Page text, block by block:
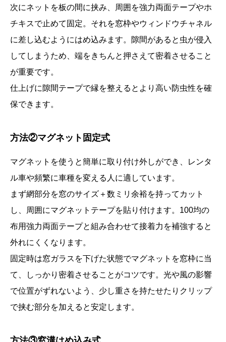
次にネットを板の間に挟み、周囲を強力両面テープやホ
チキスで止めて固定。それを窓枠やウィンドウチャネル
に差し込むようにはめ込みます。隙間があると虫が侵入
してしまうため、端をきちんと押さえて密着させること
が重要です。
仕上げに隙間テープで縁を整えるとより高い防虫性を確
保できます。
方法②マグネット固定式
マグネットを使うと簡単に取り付け外しができ、レンタ
ル車や頻繁に車種を変える人に適しています。
まず網部分を窓のサイズ＋数ミリ余裕を持ってカット
し、周囲にマグネットテープを貼り付けます。100均の
布用強力両面テープと組み合わせて接着力を補強すると
外れにくくなります。
固定時は窓ガラスを下げた状態でマグネットを窓枠に当
て、しっかり密着させることがコツです。光や風の影響
で位置がずれないよう、少し重さを持たせたりクリップ
で挟む部分を加えると安定します。